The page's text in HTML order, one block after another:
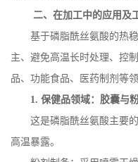
二、在加工中的应用及
基于磷脂酰丝氨酸的热
主、避免高温长时处理、控
品、功能食品、医药制剂等领
1.保健品领域：胶囊与
这是磷脂酰丝氨酸主要
高温暴露。